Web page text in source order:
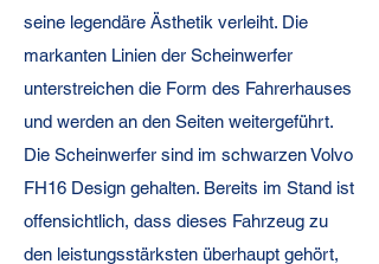
seine legendäre Ästhetik verleiht. Die
markanten Linien der Scheinwerfer
unterstreichen die Form des Fahrerhauses
und werden an den Seiten weitergeführt.
Die Scheinwerfer sind im schwarzen Volvo
FH16 Design gehalten. Bereits im Stand ist
offensichtlich, dass dieses Fahrzeug zu
den leistungsstärksten überhaupt gehört,